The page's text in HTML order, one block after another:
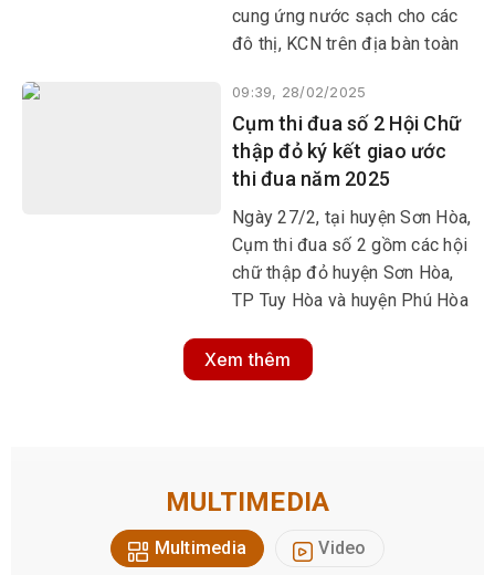
cung ứng nước sạch cho các
đô thị, KCN trên địa bàn toàn
09:39, 28/02/2025
Cụm thi đua số 2 Hội Chữ
thập đỏ ký kết giao ước
thi đua năm 2025
Ngày 27/2, tại huyện Sơn Hòa,
Cụm thi đua số 2 gồm các hội
chữ thập đỏ huyện Sơn Hòa,
TP Tuy Hòa và huyện Phú Hòa
ước thi đua năm 2025.
Xem thêm
MULTIMEDIA
Multimedia Video